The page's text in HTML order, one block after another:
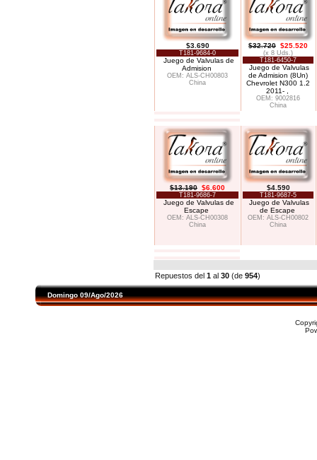
$3.690
T181-9684-0
Juego de Valvulas de
Admision
OEM: ALS-CH00803
China
$32.720 $25.520
(x 8 Uds.)
T181-6450-7
Juego de Valvulas
de Admision (8Un)
Chevrolet N300 1.2
2011- ,
OEM: 9002816
China
$13.190 $6.600
T181-9686-7
Juego de Valvulas de
Escape
OEM: ALS-CH00308
China
$4.590
T181-9687-5
Juego de Valvulas
de Escape
OEM: ALS-CH00802
China
Repuestos del 1 al 30 (de 954)
Domingo 09/Ago/2026